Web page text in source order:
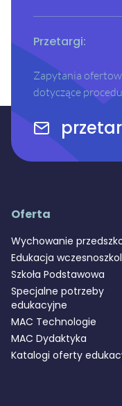
Przetargi:
Zapytania
dotyczące
Oferta
Wychowanie
Edukacja
Szkoła Podstawowa
Specjalne potrzeby
edukacyjne
MAC Technologie
MAC Dydaktyka
Katalogi oferty